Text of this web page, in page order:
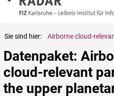
Sie sind hier:
Datenpaket:
cloud-relevant
the upper